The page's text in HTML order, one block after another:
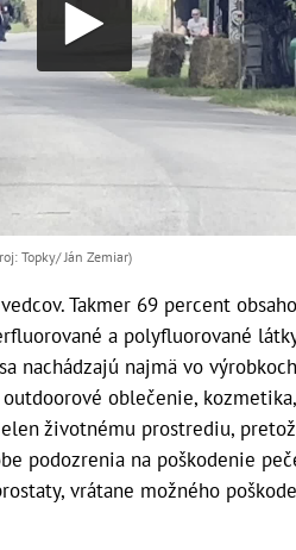
Topky/ Ján Zemiar)
Takmer 69 percent
a polyfluorované
nachádzajú najmä vo
oblečenie,
životnému prostrediu,
podozrenia na poškodenie
vrátane možného